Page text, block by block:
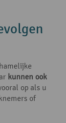
kunnen ook
op als u
of